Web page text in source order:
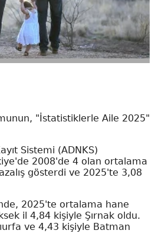
"İstatistiklerle Aile 2025"
Sistemi (ADNKS)
2008'de 4 olan ortalama
gösterdi ve 2025'te 3,08
2025'te ortalama hane
il 4,84 kişiyle Şırnak oldu.
ve 4,43 kişiyle Batman